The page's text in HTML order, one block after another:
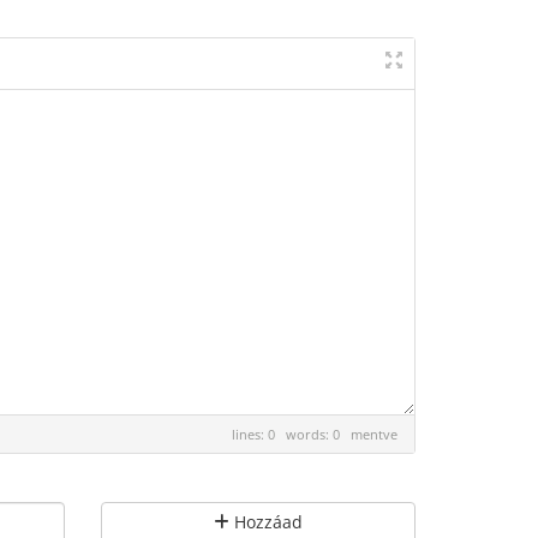
lines: 0 words: 0 mentve
Hozzáad